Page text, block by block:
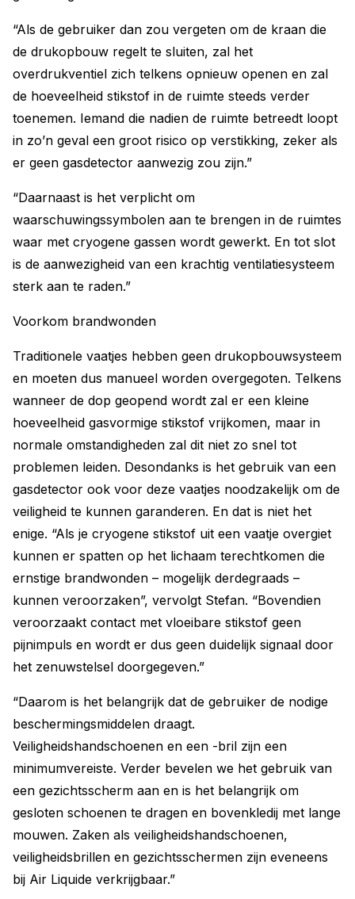
“Als de gebruiker dan zou vergeten om de kraan die
de drukopbouw regelt te sluiten, zal het
overdrukventiel zich telkens opnieuw openen en zal
de hoeveelheid stikstof in de ruimte steeds verder
toenemen. Iemand die nadien de ruimte betreedt loopt
in zo’n geval een groot risico op verstikking, zeker als
er geen gasdetector aanwezig zou zijn.”
“Daarnaast is het verplicht om
waarschuwingssymbolen aan te brengen in de ruimtes
waar met cryogene gassen wordt gewerkt. En tot slot
is de aanwezigheid van een krachtig ventilatiesysteem
sterk aan te raden.”
Voorkom brandwonden
Traditionele vaatjes hebben geen drukopbouwsysteem
en moeten dus manueel worden overgegoten. Telkens
wanneer de dop geopend wordt zal er een kleine
hoeveelheid gasvormige stikstof vrijkomen, maar in
normale omstandigheden zal dit niet zo snel tot
problemen leiden. Desondanks is het gebruik van een
gasdetector ook voor deze vaatjes noodzakelijk om de
veiligheid te kunnen garanderen. En dat is niet het
enige. “Als je cryogene stikstof uit een vaatje overgiet
kunnen er spatten op het lichaam terechtkomen die
ernstige brandwonden – mogelijk derdegraads –
kunnen veroorzaken”, vervolgt Stefan. “Bovendien
veroorzaakt contact met vloeibare stikstof geen
pijnimpuls en wordt er dus geen duidelijk signaal door
het zenuwstelsel doorgegeven.”
“Daarom is het belangrijk dat de gebruiker de nodige
beschermingsmiddelen draagt.
Veiligheidshandschoenen en een -bril zijn een
minimumvereiste. Verder bevelen we het gebruik van
een gezichtsscherm aan en is het belangrijk om
gesloten schoenen te dragen en bovenkledij met lange
mouwen. Zaken als veiligheidshandschoenen,
veiligheidsbrillen en gezichtsschermen zijn eveneens
bij Air Liquide verkrijgbaar.”